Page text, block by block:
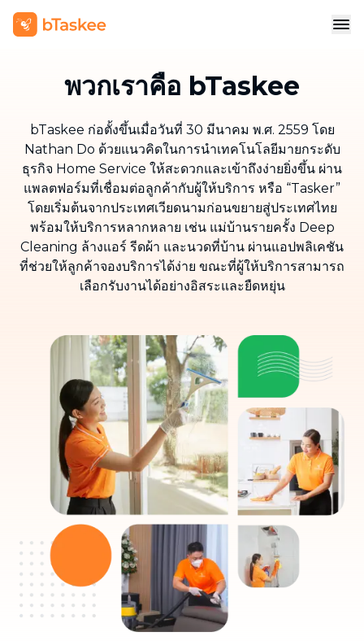
พวกเราคือ bTaskee
bTaskee ก่อตั้งขึ้นเมื่อวันที่ 30 มีนาคม พ.ศ. 2559 โดย
Nathan Do ด้วยแนวคิดในการนำเทคโนโลยีมายกระดับ
ธุรกิจ Home Service ให้สะดวกและเข้าถึงง่ายยิ่งขึ้น ผ่าน
แพลตฟอร์มที่เชื่อมต่อลูกค้ากับผู้ให้บริการ หรือ “Tasker”
โดยเริ่มต้นจากประเทศเวียดนามก่อนขยายสู่ประเทศไทย
พร้อมให้บริการหลากหลาย เช่น แม่บ้านรายครั้ง Deep
Cleaning ล้างแอร์ รีดผ้า และนวดที่บ้าน ผ่านแอปพลิเคชัน
ที่ช่วยให้ลูกค้าจองบริการได้ง่าย ขณะที่ผู้ให้บริการสามารถ
เลือกรับงานได้อย่างอิสระและยืดหยุ่น